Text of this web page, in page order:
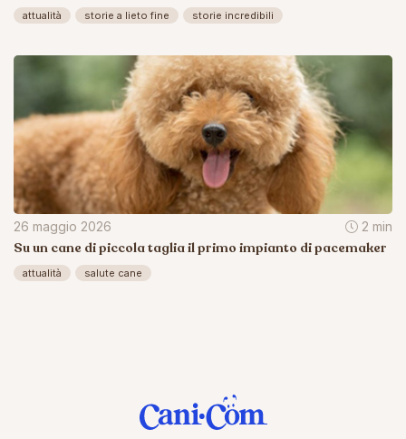
attualità storie a lieto fine storie incredibili
26 maggio 2026 2 min
Su un cane di piccola taglia il primo impianto di pacemaker
attualità salute cane